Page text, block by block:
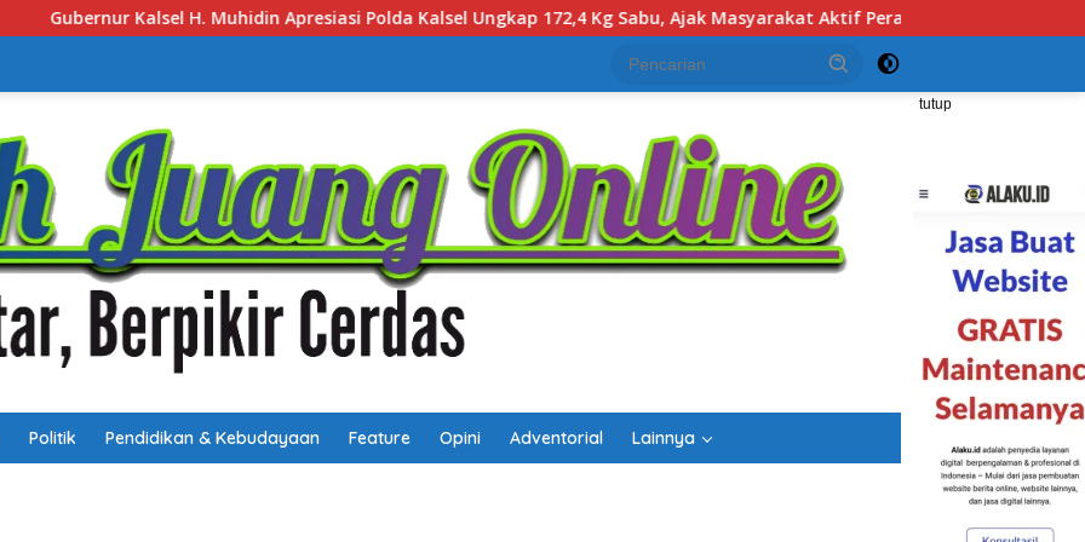
Polda Kalsel Ungkap 172,4 Kg Sabu, Ajak Masyarakat Aktif Perangi Narkoba Polda Kalsel Musnahkan 172,4
tutup
Politik Pendidikan & Kebudayaan Feature Opini Adventorial Lainnya